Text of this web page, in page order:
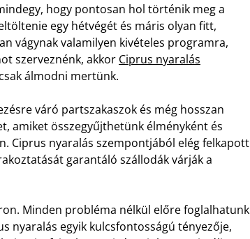
hogy pontosan hol történik meg a
egy hétvégét és máris olyan fitt,
vágynak valamilyen kivételes programra,
szerveznénk, akkor Ciprus nyaralás
álmodni mertünk.
váró partszakaszok és még hosszan
amiket összegyűjthetünk élményként és
Ciprus nyaralás szempontjából elég felkapott
garantáló szállodák várják a
Minden probléma nélkül előre foglalhatunk
nyaralás egyik kulcsfontosságú tényezője,